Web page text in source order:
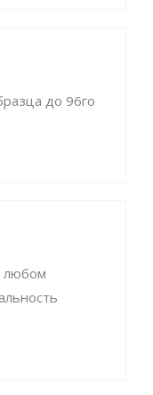
до 96го
любом